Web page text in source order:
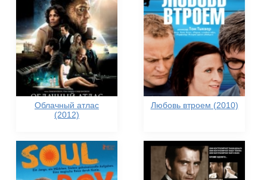
Облачный атлас
(2012)
Любовь втроем (2010)